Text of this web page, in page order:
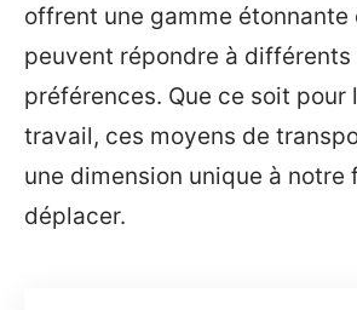
offrent une gamme étonnante
peuvent répondre à différents
préférences. Que ce soit pour
travail, ces moyens de
une dimension unique à notre
déplacer.